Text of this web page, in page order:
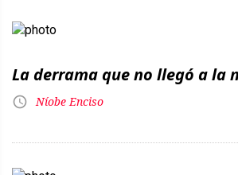
La derrama que no llegó a la
Níobe Enciso